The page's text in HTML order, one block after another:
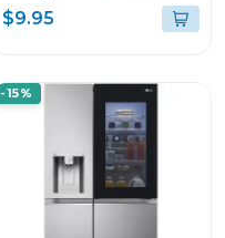
de carga frontal
$9.95
-15%